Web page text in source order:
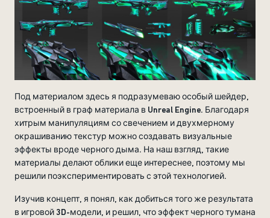
Под материалом здесь я подразумеваю особый шейдер,
встроенный в граф материала в Unreal Engine. Благодаря
хитрым манипуляциям со свечением и двухмерному
окрашиванию текстур можно создавать визуальные
эффекты вроде черного дыма. На наш взгляд, такие
материалы делают облики еще интереснее, поэтому мы
решили поэкспериментировать с этой технологией.
Изучив концепт, я понял, как добиться того же результата
в игровой 3D-модели, и решил, что эффект черного тумана